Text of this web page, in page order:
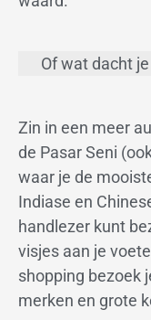
Of wat dacht
Zin in een meer
de Pasar Seni
waar je de
Indiase en
handlezer kunt
visjes aan je
shopping bezoek
merken en grote